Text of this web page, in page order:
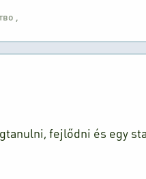
fejlődni és egy